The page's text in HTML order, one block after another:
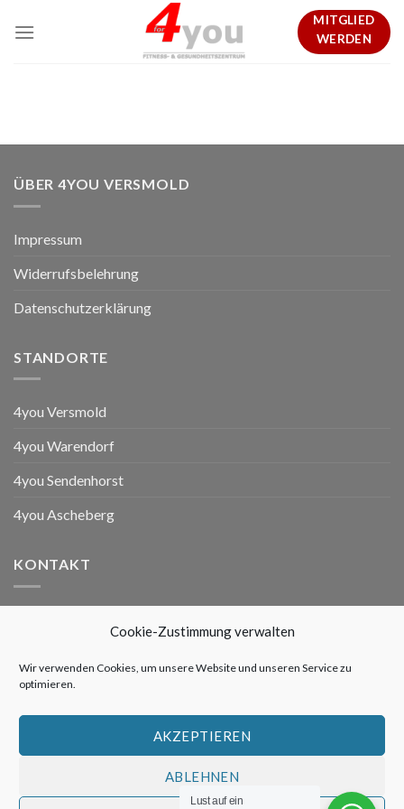
Cookie-Zustimmung verwalten
Wir verwenden Cookies, um unsere Website und unseren Service zu
optimieren.
AKZEPTIEREN
ABLEHNEN
MITGLIED
WERDEN
ÜBER 4YOU VERSMOLD
Impressum
Widerrufsbelehrung
Datenschutzerklärung
STANDORTE
4you Versmold
4you Warendorf
4you Sendenhorst
4you Ascheberg
KONTAKT
Ziegeleistraße 3
ZU UNSEREN SERVICE- UND BETREUERZEITEN
Lust auf ein